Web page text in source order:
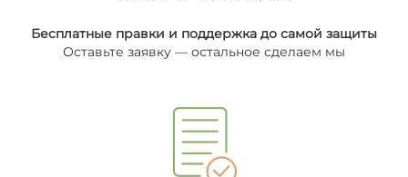
Бесплатные правки и поддержка до самой защиты
Оставьте заявку — остальное сделаем мы